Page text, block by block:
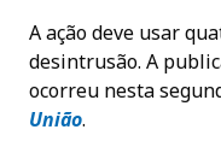
A ação deve usar
desintrusão. A
ocorreu nesta
União.